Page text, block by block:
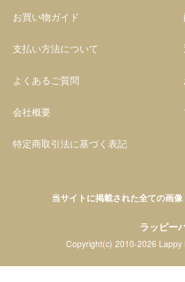
お買い物ガイド
支払い方法について
よくあるご質問
会社概要
特定商取引法に基づく表記
当サイトに掲載された全ての画像
ラッピー
Copyright(c) 2010-2026 Lappy